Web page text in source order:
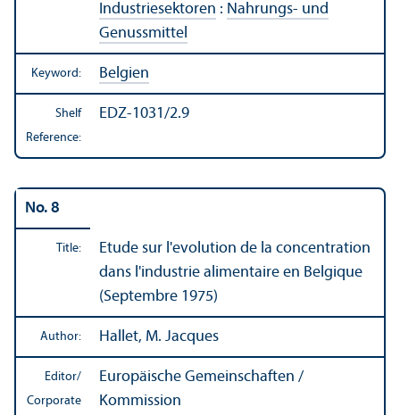
Industriesektoren : Nahrungs- und
Genussmittel
Keyword: Belgien
Shelf
Reference:
EDZ-1031/2.9
No. 8
Title:
Etude sur l'evolution de la concentration
dans l'industrie alimentaire en Belgique
(Septembre 1975)
Author: Hallet, M. Jacques
Editor/
Corporate
Europäische Gemeinschaften /
Kommission